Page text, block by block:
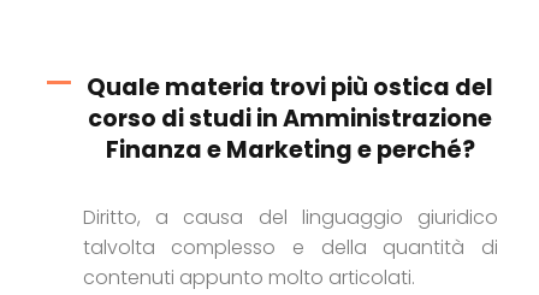
Quale materia trovi più ostica del
corso di studi in Amministrazione
Finanza e Marketing e perché?
Diritto, a causa del linguaggio giuridico
talvolta complesso e della quantità di
contenuti appunto molto articolati.